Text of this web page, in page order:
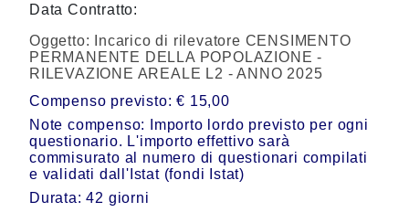
Data Contratto:
Oggetto:
Incarico di rilevatore CENSIMENTO
PERMANENTE DELLA POPOLAZIONE -
RILEVAZIONE AREALE L2 - ANNO 2025
Compenso previsto: € 15,00
Note compenso: Importo lordo previsto per ogni
questionario. L'importo effettivo sarà
commisurato al numero di questionari compilati
e validati dall'Istat (fondi Istat)
Durata: 42 giorni